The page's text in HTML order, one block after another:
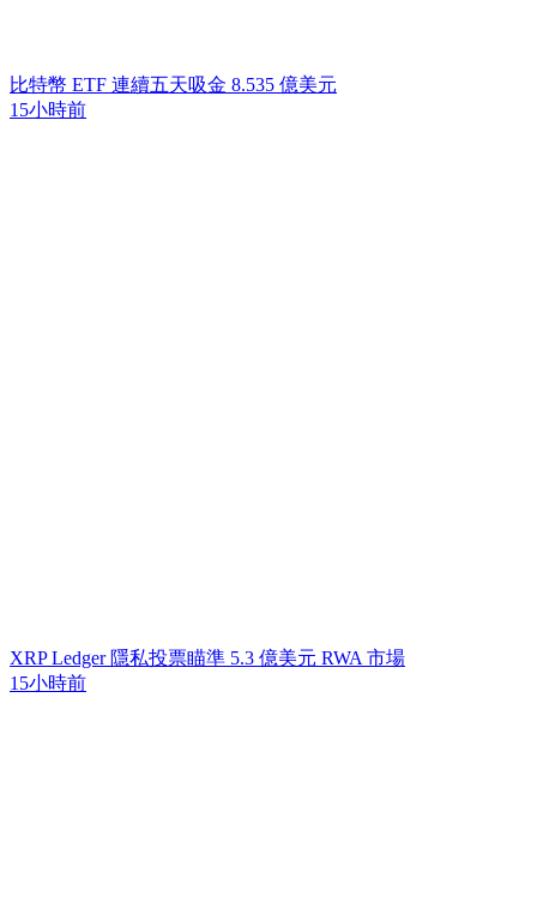
比特幣 ETF 連續五天吸金 8.535 億美元
15小時前
XRP Ledger 隱私投票瞄準 5.3 億美元 RWA 市場
15小時前